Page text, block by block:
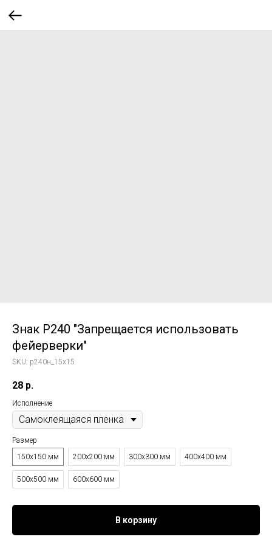
Знак P240 "Запрещается использовать
фейерверки"
SKU: p240н_15x15
28 р.
Исполнение
Размер
150x150 мм
200x200 мм 300x300 мм 400x400 мм
500x500 мм 600x600 мм
В корзину